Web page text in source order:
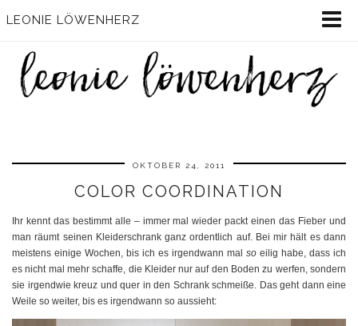
LEONIE LÖWENHERZ
OKTOBER 24, 2011
COLOR COORDINATION
Ihr kennt das bestimmt alle – immer mal wieder packt einen das Fieber und
man räumt seinen Kleiderschrank ganz ordentlich auf. Bei mir hält es dann
meistens einige Wochen, bis ich es irgendwann mal so eilig habe, dass ich
es nicht mal mehr schaffe, die Kleider nur auf den Boden zu werfen, sondern
sie irgendwie kreuz und quer in den Schrank schmeiße. Das geht dann eine
Weile so weiter, bis es irgendwann so aussieht: